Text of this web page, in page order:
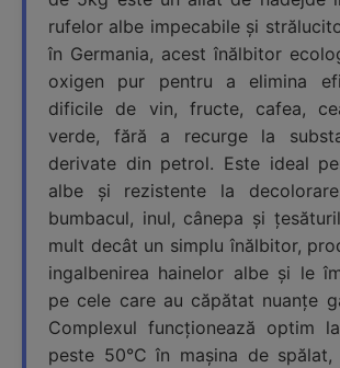
rufelor albe impecabile și
în Germania, acest înălbitor
oxigen pur pentru a elimina
dificile de vin, fructe, cafea,
verde, fără a recurge la
derivate din petrol. Este ideal
albe și rezistente la
bumbacul, inul, cânepa și
mult decât un simplu înălbitor,
ingalbenirea hainelor albe și le
pe cele care au căpătat nuanțe
Complexul funcționează optim
peste 50°C în mașina de